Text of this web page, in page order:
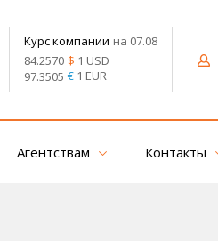
Курс компании на 07.08
84.2570 $ 1 USD
97.3505 €1 EUR
Агентствам Контакты